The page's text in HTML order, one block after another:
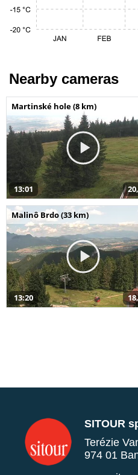
Nearby cameras
Martinské hole (8 km)
13:01
Malinô Brdo (33 km)
13:20
SITOUR
Terézie
974 01